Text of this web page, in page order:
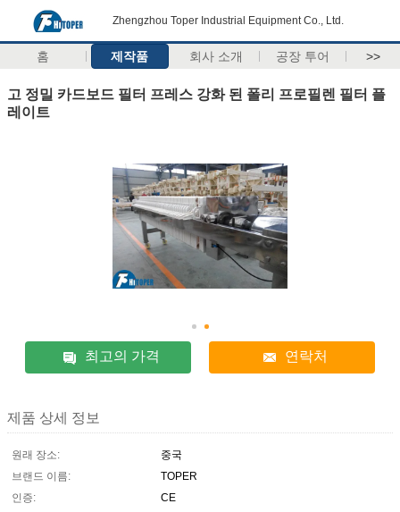
Zhengzhou Toper Industrial Equipment Co., Ltd.
홈 제작품 회사 소개 공장 투어 >>
고 정밀 카드보드 필터 프레스 강화 된 폴리 프로필렌 필터 플
레이트
최고의 가격 연락처
제품 상세 정보
원래 장소:
중국
브랜드 이름:
TOPER
인증:
CE